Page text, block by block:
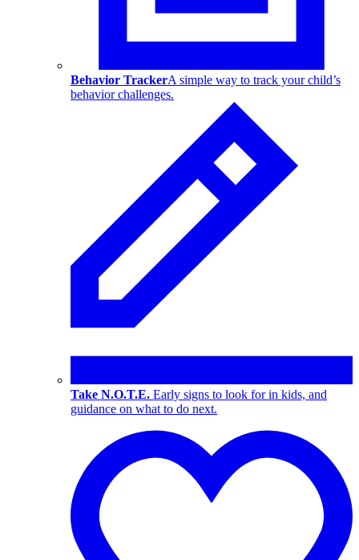
Behavior TrackerA simple way to track your child’s
behavior challenges.
Take N.O.T.E. Early signs to look for in kids, and
guidance on what to do next.